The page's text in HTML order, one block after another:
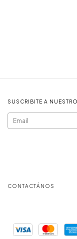
SUSCRIBITE A
CONTACTÁNOS